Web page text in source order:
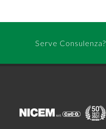
Serve Consulenza?